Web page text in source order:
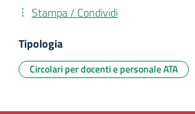
Stampa / Condividi
Tipologia
Circolari per docenti e personale ATA